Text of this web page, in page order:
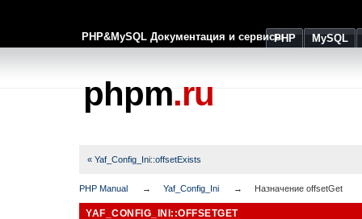
PHP&MySQL Документация и сервисыPHP MySQL
phpm.ru
« Yaf_Config_Ini::offsetExists
PHP Manual Yaf_Config_Ini Назначение offsetGet
YAF_CONFIG_INI::OFFSETGET